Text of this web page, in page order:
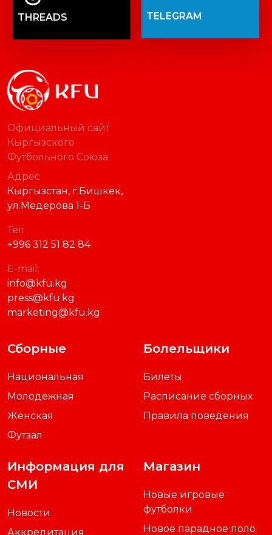
THREADS TELEGRAM
Официальный сайт
Кыргызского
Футбольного Союза
Адрес
Кыргызстан, г.Бишкек,
ул.Медерова 1-Б
Тел
+996 312 51 82 84
E-mail:
info@kfu.kg
press@kfu.kg
marketing@kfu.kg
Сборные
Национальная
Молодежная
Женская
Футзал
Болельщики
Билеты
Расписание сборных
Правила поведения
Информация для
СМИ
Новости
Аккредитация
Магазин
Новые игровые
футболки
Новое парадное поло